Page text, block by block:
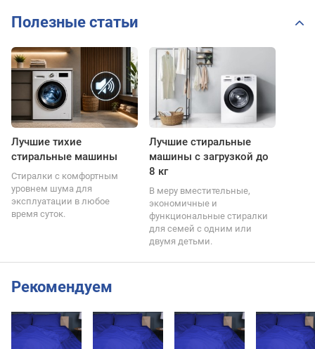
Полезные статьи
Лучшие тихие
стиральные машины
Стиралки с комфортным
уровнем шума для
эксплуатации в любое
время суток.
Лучшие стиральные
машины с загрузкой до
8 кг
В меру вместительные,
экономичные и
функциональные стиралки
для семей с одним или
двумя детьми.
Рекомендуем